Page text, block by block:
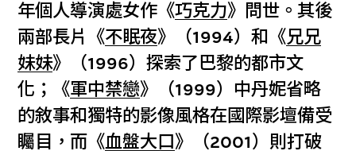
年個人導演處女作《巧克力》問世。其後
兩部長片《不眠夜》（1994）和《兄兄
妹妹》（1996）探索了巴黎的都市文
化；《軍中禁戀》（1999）中丹妮省略
的敘事和獨特的影像風格在國際影壇備受
矚目，而《血盤大口》（2001）則打破